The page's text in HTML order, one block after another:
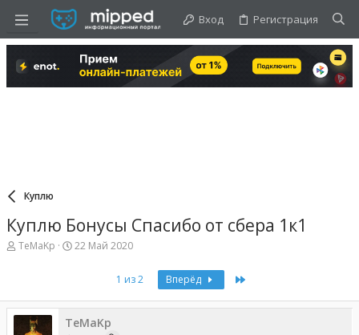
Вход Регистрация
Куплю
Куплю Бонусы Спасибо от сбера 1к1
А
т
TeMaKp
Д
а
ч
22 Май 2020
1 из 2 Вперёд
TeMaKp